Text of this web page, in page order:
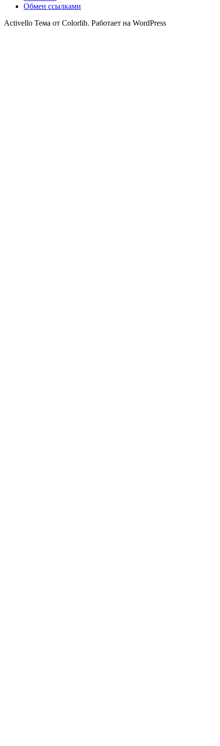
Обмен ссылками
Activello Тема от Colorlib. Работает на WordPress